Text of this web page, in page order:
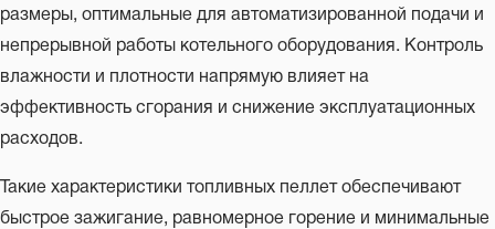
размеры, оптимальные для автоматизированной подачи и
непрерывной работы котельного оборудования. Контроль
влажности и плотности напрямую влияет на
эффективность сгорания и снижение эксплуатационных
расходов.
Такие характеристики топливных пеллет обеспечивают
быстрое зажигание, равномерное горение и минимальные